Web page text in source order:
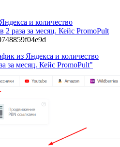
и количество
2 раза за месяц. Кейс PromoPult
из Яндекса и количество
за месяц. Кейс PromoPult"